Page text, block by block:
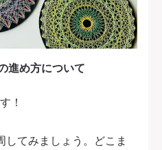
進め方について
！
してみましょう。どこま